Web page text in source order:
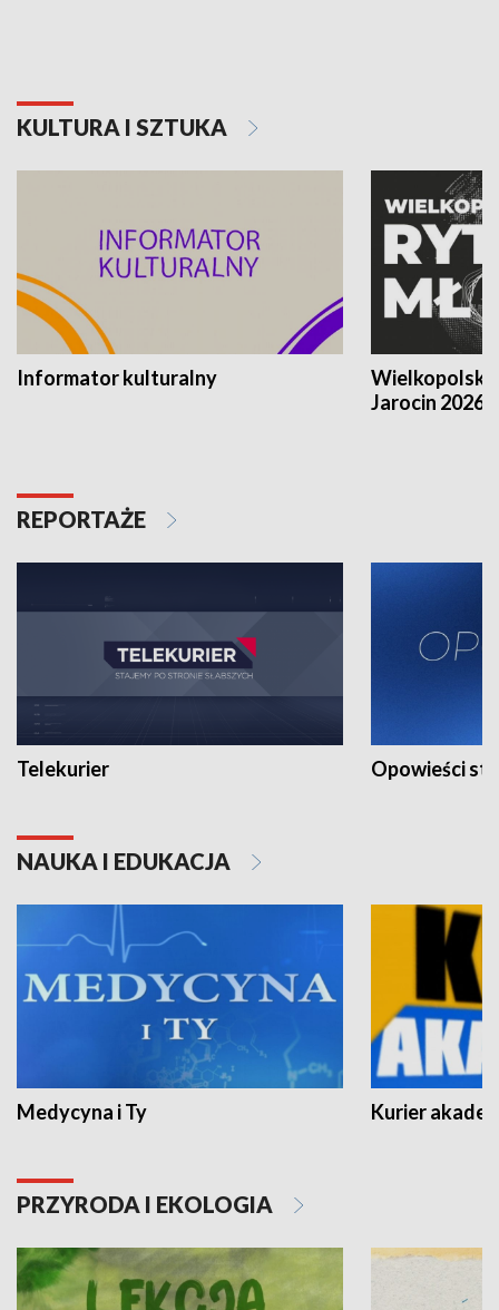
KULTURA I SZTUKA
Informator kulturalny
Jarocin 2026
REPORTAŻE
Telekurier Opowieści
NAUKA I EDUKACJA
Medycyna i Ty Kurier
PRZYRODA I EKOLOGIA